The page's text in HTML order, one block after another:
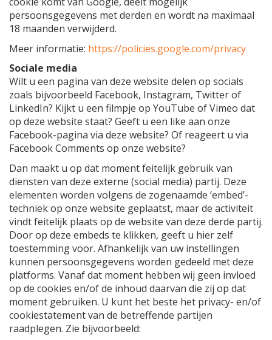
persoonsgegevens met derden en wordt na maximaal
18 maanden verwijderd.
Meer informatie: https://policies.google.com/privacy
Sociale media
Wilt u een pagina van deze website delen op socials
zoals bijvoorbeeld Facebook, Instagram, Twitter of
LinkedIn? Kijkt u een filmpje op YouTube of Vimeo dat
op deze website staat? Geeft u een like aan onze
Facebook-pagina via deze website? Of reageert u via
Facebook Comments op onze website?
Dan maakt u op dat moment feitelijk gebruik van
diensten van deze externe (social media) partij. Deze
elementen worden volgens de zogenaamde ‘embed’-
techniek op onze website geplaatst, maar de activiteit
vindt feitelijk plaats op de website van deze derde partij.
Door op deze embeds te klikken, geeft u hier zelf
toestemming voor. Afhankelijk van uw instellingen
kunnen persoonsgegevens worden gedeeld met deze
platforms. Vanaf dat moment hebben wij geen invloed
op de cookies en/of de inhoud daarvan die zij op dat
moment gebruiken. U kunt het beste het privacy- en/of
cookiestatement van de betreffende partijen
raadplegen. Zie bijvoorbeeld: